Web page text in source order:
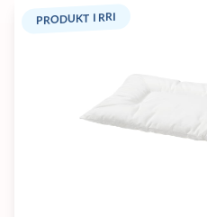
PRODUKT I RRI